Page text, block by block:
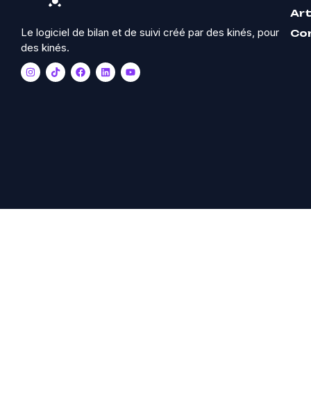
Le logiciel de bilan et de suivi créé par des kinés, pour
des kinés.